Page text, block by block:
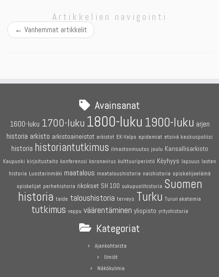
Artikkelien navigointi
← Vanhemmat artikkelit
Avainsanat
1600-luku 1700-luku 1800-luku 1900-luku arjen
historia arkisto arkistoaineistot arkistot EK-Valpo epidemiat etsivä keskuspoliisi
historia historiantutkimus ilmastonmuutos joulu Kansallisarkisto
Kaupunki kirjoitustaito konferenssi koronavirus kulttuuriperintö Köyhyys lapsuus lasten
historia Luostarinmäki maatalous maataloushistoria naishistoria opiskelijaelämä
opiskelijat perhehistoria rikokset SH 100 sukupuolihistoria Suomen
historia taide taloushistoria terveys Turku Turun akatemia
tutkimus vappu väärentäminen yliopisto yrityshistoria
Kategoriat
Ajankohtaista
Ilmiöt
Näkökulmia